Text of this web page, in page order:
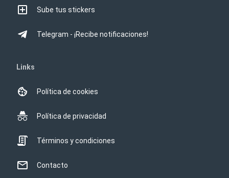
Sube tus stickers
Telegram - ¡Recibe notificaciones!
Links
Política de cookies
Política de privacidad
Términos y condiciones
Contacto